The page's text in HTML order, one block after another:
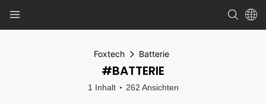
Foxtech Batterie
#BATTERIE
1 Inhalt 262 Ansichten